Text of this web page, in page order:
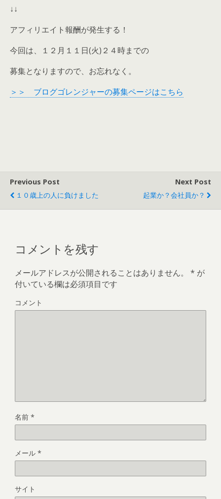
↓↓
アフィリエイト報酬が発生する！
今回は、１２月１１日(火)２４時までの
募集となりますので、お忘れなく。
＞＞ ブログゴレンジャーの募集ページはこちら
Previous Post
１０歳上の人に負けました
Next Post
起業か？会社員か？
コメントを残す
メールアドレスが公開されることはありません。 * が
付いている欄は必須項目です
コメント
名前 *
メール *
サイト